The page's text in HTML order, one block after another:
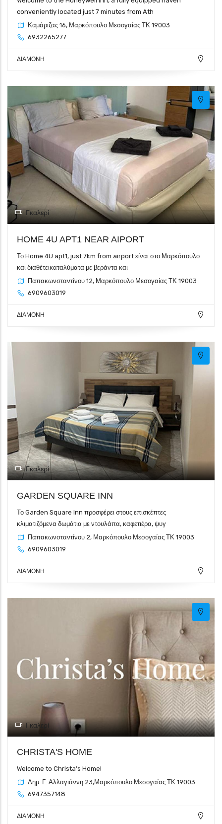
conveniently located just 7 minutes from Ath
Καμάριζας 16, Μαρκόπουλο Μεσογαίας ΤΚ 19003
6932265277
ΔΙΑΜΟΝΗ
Γκαλερί
HOME 4U APT1 NEAR AIPORT
Το Home 4U apt1, just 7km from airport είναι στο Μαρκόπουλο
και διαθέτεικαταλύματα με βεράντα και
Παπακωνσταντίνου 12, Μαρκόπουλο Μεσογαίας ΤΚ 19003
6909603019
ΔΙΑΜΟΝΗ
Γκαλερί
GARDEN SQUARE INN
Το Garden Square Inn προσφέρει στους επισκέπτες
κλιματιζόμενα δωμάτια με ντουλάπα, καφετιέρα, ψυγ
Παπακωνσταντίνου 2, Μαρκόπουλο Μεσογαίας ΤΚ 19003
6909603019
ΔΙΑΜΟΝΗ
Γκαλερί
CHRISTA'S HOME
Welcome to Christa’s Home!
Δημ. Γ. Αλλαγιάννη 23,Μαρκόπουλο Μεσογαίας ΤΚ 19003
6947357148
ΔΙΑΜΟΝΗ